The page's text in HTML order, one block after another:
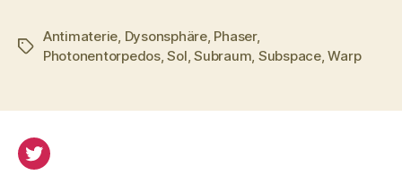
l
r
Schlagwörter
Antimaterie, Dysonsphäre, Phaser,
Photonentorpedos,Sol,Subraum, Subspace,Warp
Twitter